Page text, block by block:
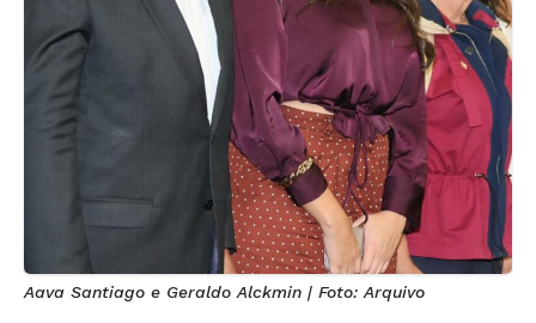
Aava Santiago e Geraldo Alckmin | Foto: Arquivo